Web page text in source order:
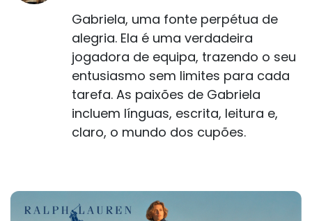
Gabriela, uma fonte perpétua de
alegria. Ela é uma verdadeira
jogadora de equipa, trazendo o seu
entusiasmo sem limites para cada
tarefa. As paixões de Gabriela
incluem línguas, escrita, leitura e,
claro, o mundo dos cupões.